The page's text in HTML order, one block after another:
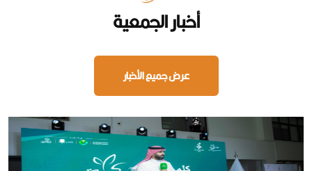
أخبار الجمعية
عرض جميع الأخبار